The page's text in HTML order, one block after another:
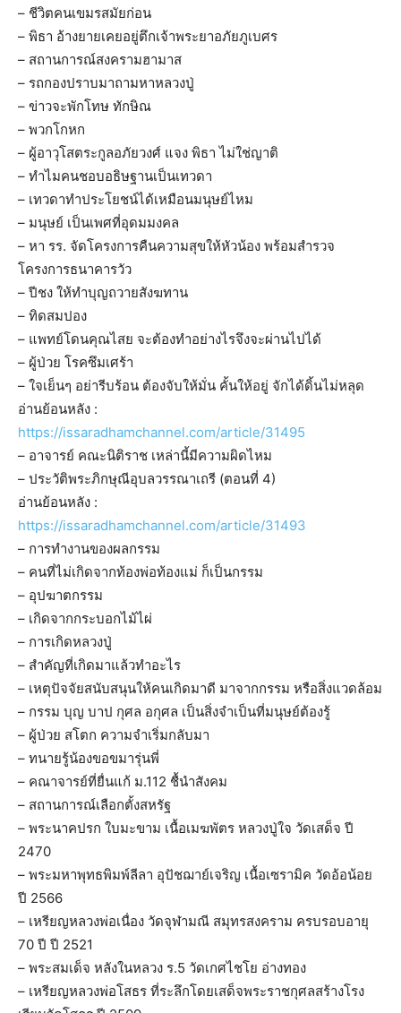
– ชีวิตคนเขมรสมัยก่อน
– พิธา อ้างยายเคยอยู่ตึกเจ้าพระยาอภัยภูเบศร
– สถานการณ์สงครามฮามาส
– รถกองปราบมาถามหาหลวงปู่
– ข่าวจะพักโทษ ทักษิณ
– พวกโกหก
– ผู้อาวุโสตระกูลอภัยวงศ์ แจง พิธา ไม่ใช่ญาติ
– ทำไมคนชอบอธิษฐานเป็นเทวดา
– เทวดาทำประโยชน์ได้เหมือนมนุษย์ไหม
– มนุษย์ เป็นเพศที่อุดมมงคล
– หา รร. จัดโครงการคืนความสุขให้หัวน้อง พร้อมสำรวจ
โครงการธนาคารวัว
– ปีชง ให้ทำบุญถวายสังฆทาน
– ทิดสมปอง
– แพทย์โดนคุณไสย จะต้องทำอย่างไรจึงจะผ่านไปได้
– ผู้ป่วย โรคซึมเศร้า
– ใจเย็นๆ อย่ารีบร้อน ต้องจับให้มั่น คั้นให้อยู่ จักได้ดิ้นไม่หลุด
อ่านย้อนหลัง :
https://issaradhamchannel.com/article/31495
– อาจารย์ คณะนิติราช เหล่านี้มีความผิดไหม
– ประวัติพระภิกษุณีอุบลวรรณาเถรี (ตอนที่ 4)
อ่านย้อนหลัง :
https://issaradhamchannel.com/article/31493
– การทำงานของผลกรรม
– คนที่ไม่เกิดจากท้องพ่อท้องแม่ ก็เป็นกรรม
– อุปฆาตกรรม
– เกิดจากกระบอกไม้ไผ่
– การเกิดหลวงปู่
– สำคัญที่เกิดมาแล้วทำอะไร
– เหตุปัจจัยสนับสนุนให้คนเกิดมาดี มาจากกรรม หรือสิ่งแวดล้อม
– กรรม บุญ บาป กุศล อกุศล เป็นสิ่งจำเป็นที่มนุษย์ต้องรู้
– ผู้ป่วย สโตก ความจำเริ่มกลับมา
– ทนายรู้น้องขอขมารุ่นพี่
– คณาจารย์ที่ยื่นแก้ ม.112 ชื้นำสังคม
– สถานการณ์เลือกตั้งสหรัฐ
– พระนาคปรก ใบมะขาม เนื้อเมฆพัตร หลวงปู่ใจ วัดเสด็จ ปี
2470
– พระมหาพุทธพิมพ์ลีลา อุปัชฌาย์เจริญ เนื้อเซรามิค วัดอ้อน้อย
ปี 2566
– เหรียญหลวงพ่อเนื่อง วัดจุฬามณี สมุทรสงคราม ครบรอบอายุ
70 ปี ปี 2521
– พระสมเด็จ หลังในหลวง ร.5 วัดเกศไชโย อ่างทอง
– เหรียญหลวงพ่อโสธร ที่ระลึกโดยเสด็จพระราชกุศลสร้างโรง